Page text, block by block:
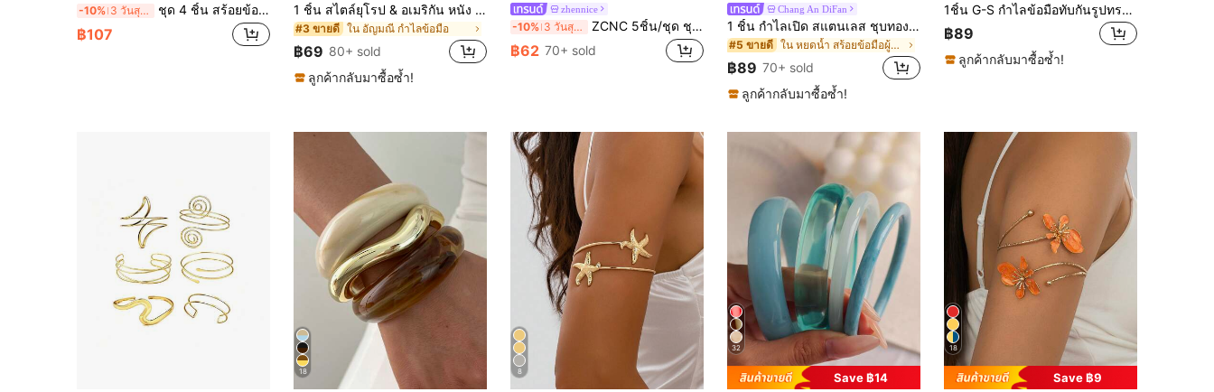
-10% 3 วันสุดท้าย ชุด 4 ชิ้น สร้อยข้อมือปรับได้ รูปทรงง่าย สไตล์วันหยุดร้อน โลหะ
฿107
1 ชิ้น สไตล์ยุโรป & อเมริกัน หนัง PU เชือก ลูกปัดหิน ท่อทองแดง ดีไซน์ กำไลข้อมือผู้หญิง ฤดูร้อน ชายหาด สำหรับเธอ
#3 ขายดี ใน อัญมณี กำไลข้อมือ
฿69 80+ sold
ลูกค้ากลับมาซื้อซ้ำ!
zhennice
-10% 3 วันสุดท้าย ZCNC 5ชิ้น/ชุด ชุดสร้อยข้อมือสแตนเลสหลายสีที่ปรับแต่งได้, ดีไซน์ที่ไม่ซ้ำใคร, แฟชั่น, ดีไซน์หลายองค์ประกอบ, ของขวัญที่เหมาะสมอย่างประณีต, เครื่องประดับที่ไม่ซีดจาง, มีสไตล์, ของขวัญสำหรับเธอ
฿62 70+ sold
Chang An DiFan
1 ชิ้น กำไลเปิด สแตนเลส ชุบทอง 18K รูปหยดน้ำเรียบง่ายแบบเกินจริง ขัดเงา เหมาะสำหรับสวมใส่ประจำวัน
#5 ขายดี ใน หยดน้ำ สร้อยข้อมือผู้หญิง
฿89 70+ sold
ลูกค้ากลับมาซื้อซ้ำ!
1ชิ้น G-S กำไลข้อมือทับกันรูปทรงโดเด่น 6แถว คริสตัลเพชรประดับ กว้าง ยืดหยุ่น
฿89
ลูกค้ากลับมาซื้อซ้ำ!
18 8
32
Save ฿14
18
Save ฿9